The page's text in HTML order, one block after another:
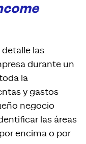
detalle las
durante un
la
y gastos
negocio
las áreas
encima o por